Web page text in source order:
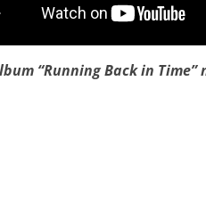
“Running Back in Time”